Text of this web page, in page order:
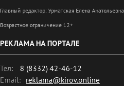
Главный редактор: Урматская Елена Анатольевна
Возрастное ограничение 12+
РЕКЛАМА НА ПОРТАЛЕ
Тел:
8 (8332) 42-46-12
Email: reklama@kirov.online